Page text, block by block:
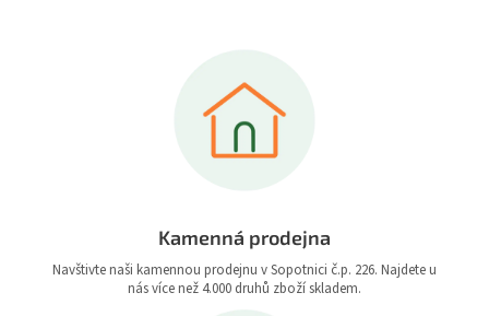
Kamenná prodejna
Navštivte naši kamennou prodejnu v Sopotnici č.p. 226. Najdete u
nás více než 4.000 druhů zboží skladem.